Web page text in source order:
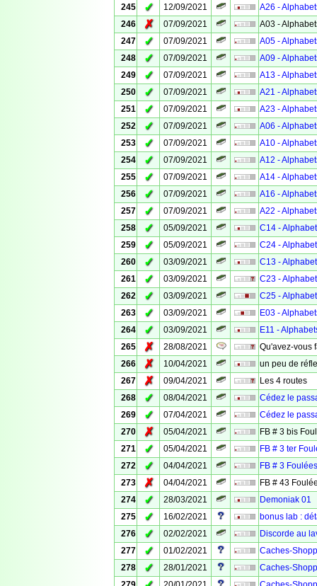
245
✓ 12/09/2021
A26 -
246
✗ 07/09/2021
A03 -
247
✓ 07/09/2021
A05 -
248
✓ 07/09/2021
A09 -
249
✓ 07/09/2021
A13 -
250
✓ 07/09/2021
A21 -
251
✓ 07/09/2021
A23 -
252
✓ 07/09/2021
A06 -
253
✓ 07/09/2021
A10 -
254
✓ 07/09/2021
A12 -
255
✓ 07/09/2021
A14 -
256
✓ 07/09/2021
A16 -
257
✓ 07/09/2021
A22 -
258
✓ 05/09/2021
C14 -
259
✓ 05/09/2021
C24 -
260
✓ 03/09/2021
C13 -
261
✓ 03/09/2021
C23 -
262
✓ 03/09/2021
C25 -
263
✓ 03/09/2021
E03 -
264
✓ 03/09/2021
E11 -
265
✗ 28/08/2021
Qu'avez-vous
266
✗ 10/04/2021
un peu de
267
✗ 09/04/2021
Les 4 routes
268
✓ 08/04/2021
Cédez le
269
✓ 07/04/2021
Cédez le
270
✗ 05/04/2021
FB # 3 bis
271
✓ 05/04/2021
FB # 3 ter
272
✓ 04/04/2021
FB # 3
273
✗ 04/04/2021
FB # 43
274
✓ 28/03/2021
Demoniak 01
275
✓ 16/02/2021
bonus lab :
276
✓ 02/02/2021
Discorde au
277
✓ 01/02/2021
Caches-
278
✓ 28/01/2021
Caches-